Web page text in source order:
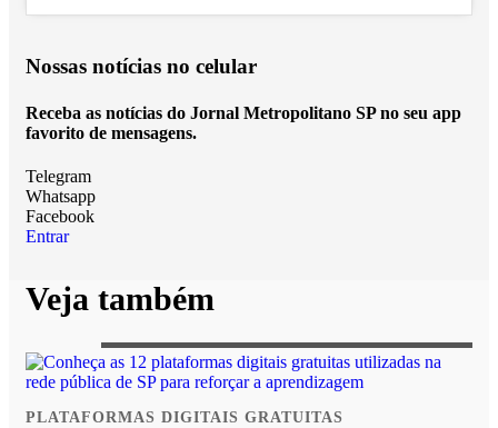
Nossas notícias no celular
Receba as notícias do Jornal Metropolitano SP no seu app
favorito de mensagens.
Telegram
Whatsapp
Facebook
Entrar
Veja também
PLATAFORMAS DIGITAIS GRATUITAS